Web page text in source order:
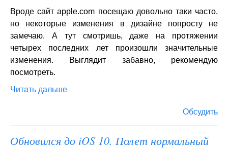
Вроде сайт apple.com посещаю довольно таки часто,
но некоторые изменения в дизайне попросту не
замечаю. А тут смотришь, даже на протяжении
четырех последних лет произошли значительные
изменения. Выглядит забавно, рекомендую
посмотреть.
Читать дальше
Обсудить
Обновился до iOS 10. Полет нормальный